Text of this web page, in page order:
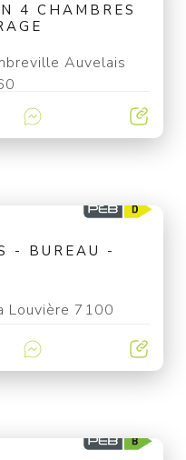
4 CHAMBRES
Auvelais
- BUREAU -
Louvière 7100